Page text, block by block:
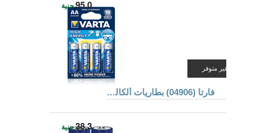
غير متوفر
95.0جنية
فارتا (04906) بطاريات ألكالين مقاس AA
38.3جنية